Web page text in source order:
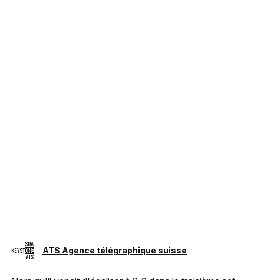
ATS Agence télégraphique suisse